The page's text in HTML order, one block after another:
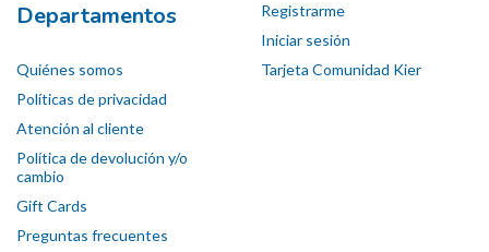
Departamentos
Quiénes somos
Políticas de privacidad
Atención al cliente
Política de devolución y/o
cambio
Gift Cards
Preguntas frecuentes
Registrarme
Iniciar sesión
Tarjeta Comunidad Kier